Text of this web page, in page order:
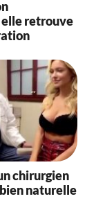
elle retrouve
chirurgien
naturelle